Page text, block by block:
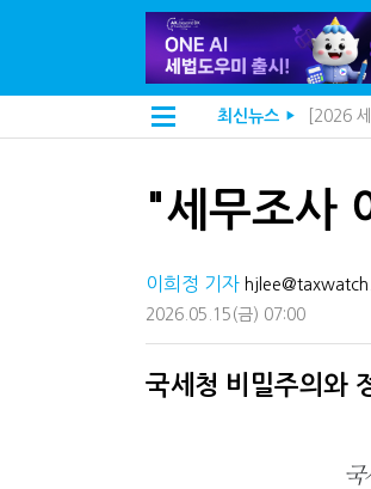
최신뉴스 ▶
[2026
[2026
전자담
[인터뷰]
"10년
"정상 승
김밥엔
"세무플
배달라
고액자
"세무조사
이희정 기자
2026.05.15 (금) 07:00
국세청 비밀주의와
국